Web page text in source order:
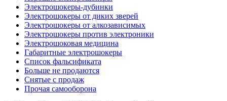
Электрошокеры-дубинки
Электрошокеры от диких зверей
Электрошокеры от алкозависимых
Электрошокеры против электроники
Электрошоковая медицина
Габаритные электрошокеры
Список фальсификата
Больше не продаются
Снятые с продаж
Прочая самооборона